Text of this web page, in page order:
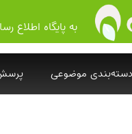
به پایگاه اطلاع
دسته‌بندی موضوعی